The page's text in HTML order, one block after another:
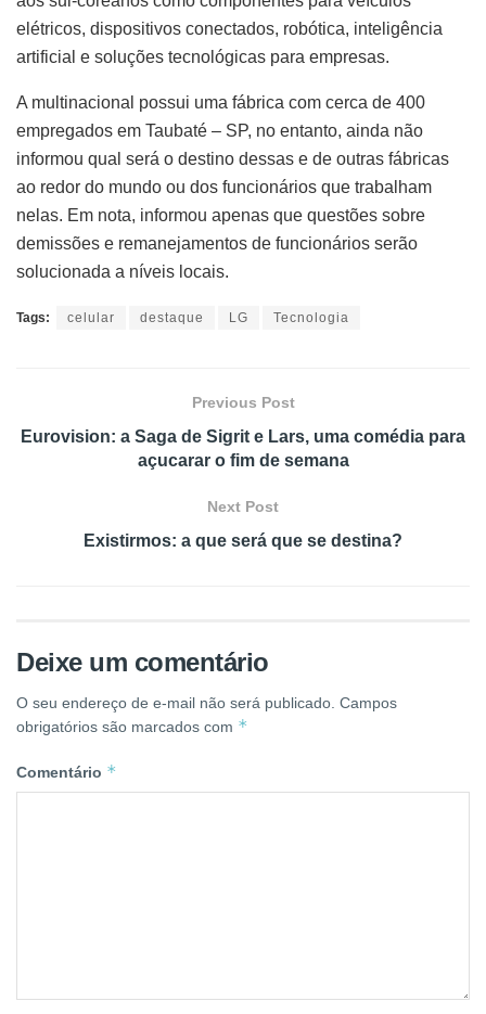
elétricos, dispositivos conectados, robótica, inteligência
artificial e soluções tecnológicas para empresas.
A multinacional possui uma fábrica com cerca de 400
empregados em Taubaté – SP, no entanto, ainda não
informou qual será o destino dessas e de outras fábricas
ao redor do mundo ou dos funcionários que trabalham
nelas. Em nota, informou apenas que questões sobre
demissões e remanejamentos de funcionários serão
solucionada a níveis locais.
Tags: celular destaque LG Tecnologia
Previous Post
Eurovision: a Saga de Sigrit e Lars, uma comédia para
açucarar o fim de semana
Next Post
Existirmos: a que será que se destina?
Deixe um comentário
O seu endereço de e-mail não será publicado. Campos
obrigatórios são marcados com *
Comentário *